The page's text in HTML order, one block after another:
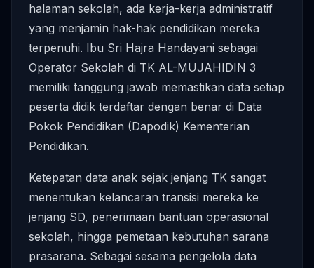
halaman sekolah, ada kerja-kerja administratif
yang menjamin hak-hak pendidikan mereka
terpenuhi. Ibu Sri Hajra Handayani sebagai
Operator Sekolah di TK AL-MUJAHIDIN 3
memiliki tanggung jawab memastikan data setiap
peserta didik terdaftar dengan benar di Data
Pokok Pendidikan (Dapodik) Kementerian
Pendidikan.
Ketepatan data anak sejak jenjang TK sangat
menentukan kelancaran transisi mereka ke
jenjang SD, penerimaan bantuan operasional
sekolah, hingga pemetaan kebutuhan sarana
prasarana. Sebagai sesama pengelola data